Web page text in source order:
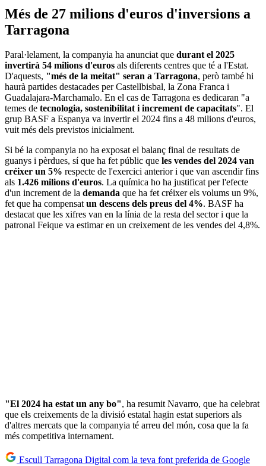
Més de 27 milions d'euros d'inversions a
Tarragona
Paral·lelament, la companyia ha anunciat que durant el 2025
invertirà 54 milions d'euros als diferents centres que té a l'Estat.
D'aquests, "més de la meitat" seran a Tarragona, però també hi
haurà partides destacades per Castellbisbal, la Zona Franca i
Guadalajara-Marchamalo. En el cas de Tarragona es dedicaran "a
temes de tecnologia, sostenibilitat i increment de capacitats". El
grup BASF a Espanya va invertir el 2024 fins a 48 milions d'euros,
vuit més dels previstos inicialment.
Si bé la companyia no ha exposat el balanç final de resultats de
guanys i pèrdues, sí que ha fet públic que les vendes del 2024 van
créixer un 5% respecte de l'exercici anterior i que van ascendir fins
als 1.426 milions d'euros. La química ho ha justificat per l'efecte
d'un increment de la demanda que ha fet créixer els volums un 9%,
fet que ha compensatun descens dels preus del 4%. BASF ha
destacat que les xifres van en la línia de la resta del sector i que la
patronal Feique va estimar en un creixement de les vendes del 4,8%.
"El 2024 ha estat un any bo", ha resumit Navarro, que ha celebrat
que els creixements de la divisió estatal hagin estat superiors als
d'altres mercats que la companyia té arreu del món, cosa que la fa
més competitiva internament.
Escull Tarragona Digital com la teva font preferida de Google